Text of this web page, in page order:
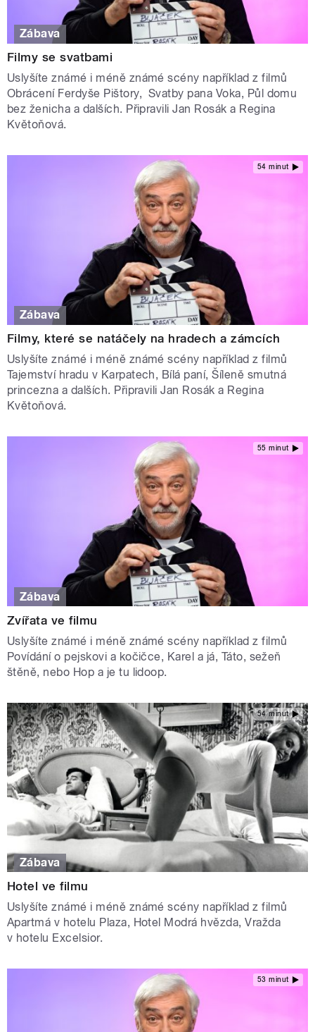
Zábava
Filmy se svatbami
Uslyšíte známé i méně známé scény například z filmů
Obrácení Ferdyše Pištory, Svatby pana Voka, Půl domu
bez ženicha a dalších. Připravili Jan Rosák a Regina
Květoňová.
54 minut
Zábava
Filmy, které se natáčely na hradech a zámcích
Uslyšíte známé i méně známé scény například z filmů
Tajemství hradu v Karpatech, Bílá paní, Šíleně smutná
princezna a dalších. Připravili Jan Rosák a Regina
Květoňová.
55 minut
Zábava
Zvířata ve filmu
Uslyšíte známé i méně známé scény například z filmů
Povídání o pejskovi a kočičce, Karel a já, Táto, sežeň
štěně, nebo Hop a je tu lidoop.
54 minut
Zábava
Hotel ve filmu
Uslyšíte známé i méně známé scény například z filmů
Apartmá v hotelu Plaza, Hotel Modrá hvězda, Vražda
v hotelu Excelsior.
53 minut